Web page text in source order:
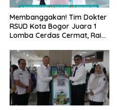
Membanggakan! Tim Dokter
RSUD Kota Bogor Juara 1
Lomba Cerdas Cermat, Raih
Se-Bogor